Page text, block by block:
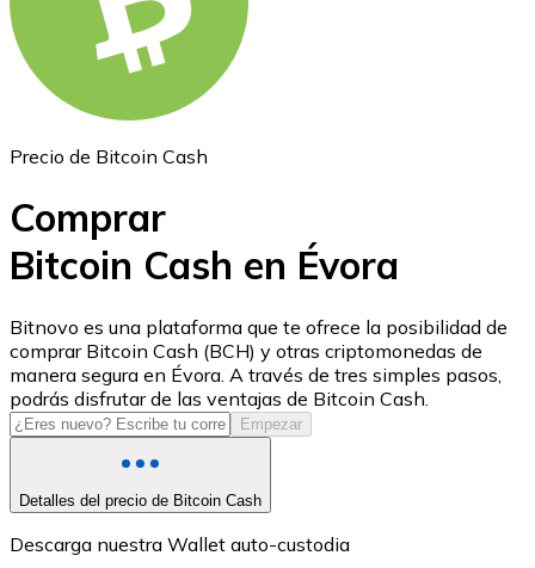
USD Coin
USDC
Precio de Bitcoin Cash
Comprar
Bitcoin Cash en Évora
Bitnovo es una plataforma que te ofrece la posibilidad de
comprar Bitcoin Cash (BCH) y otras criptomonedas de
manera segura en Évora. A través de tres simples pasos,
podrás disfrutar de las ventajas de Bitcoin Cash.
Empezar
Detalles del precio de Bitcoin Cash
Descarga nuestra Wallet auto-custodia